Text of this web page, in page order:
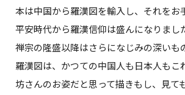
本は中国から羅漢図を輸入し、それをお
平安時代から羅漢信仰は盛んになりまし
禅宗の隆盛以降はさらになじみの深いも
羅漢図は、かつての中国人も日本人もこ
坊さんのお姿だと思って描きもし、見て